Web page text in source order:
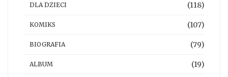
DLA DZIECI (118)
KOMIKS (107)
BIOGRAFIA (79)
ALBUM (19)